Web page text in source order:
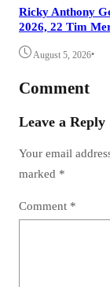
Ricky Anthony
2026, 22 Tim
August 5, 2026•
Comment
Leave a Reply
Your email
marked *
Comment *